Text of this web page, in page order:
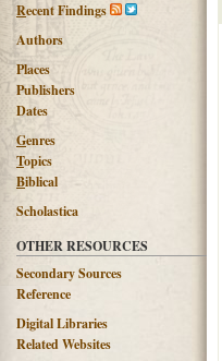
Recent Findings
Authors
Places
Publishers
Dates
Genres
Topics
Biblical
Scholastica
OTHER RESOURCES
Secondary Sources
Reference
Digital Libraries
Related Websites